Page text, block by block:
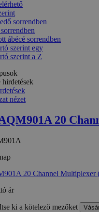
sorrendben
ábécé sorrendben
szerint egy
szerint a Z
hirdetések
nézet
20
ár
ki a kötelező mezőket